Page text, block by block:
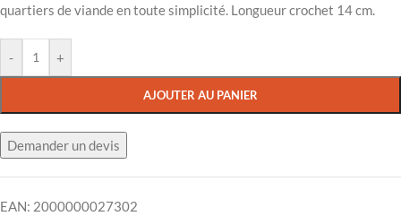
quartiers de viande en toute simplicité. Longueur crochet 14 cm.
- +
AJOUTER AU PANIER
Demander un devis
EAN: 2000000027302